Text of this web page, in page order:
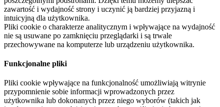
zawartość i wydajność strony i uczynić ją bardziej przyjazną i
intuicyjną dla użytkownika.
Pliki cookie o charakterze analitycznym i wpływające na wydajność
nie są usuwane po zamknięciu przeglądarki i są trwale
przechowywane na komputerze lub urządzeniu użytkownika.
Funkcjonalne pliki
Pliki cookie wpływające na funkcjonalność umożliwiają witrynie
przypomnienie sobie informacji wprowadzonych przez
użytkownika lub dokonanych przez niego wyborów (takich jak